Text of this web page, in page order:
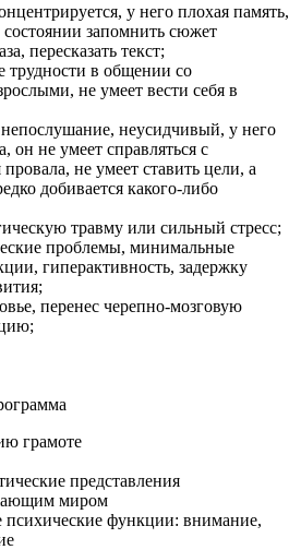
у него плохая память,
запомнить сюжет
пересказать текст;
трудности в общении со
не умеет вести себя в
непослушание, неусидчивый, у него
он не умеет справляться с
не умеет ставить цели, а
добивается какого-либо
травму или сильный стресс;
проблемы, минимальные
гиперактивность, задержку
перенес черепно-мозговую
грамоте
представления
миром
психические функции: внимание,